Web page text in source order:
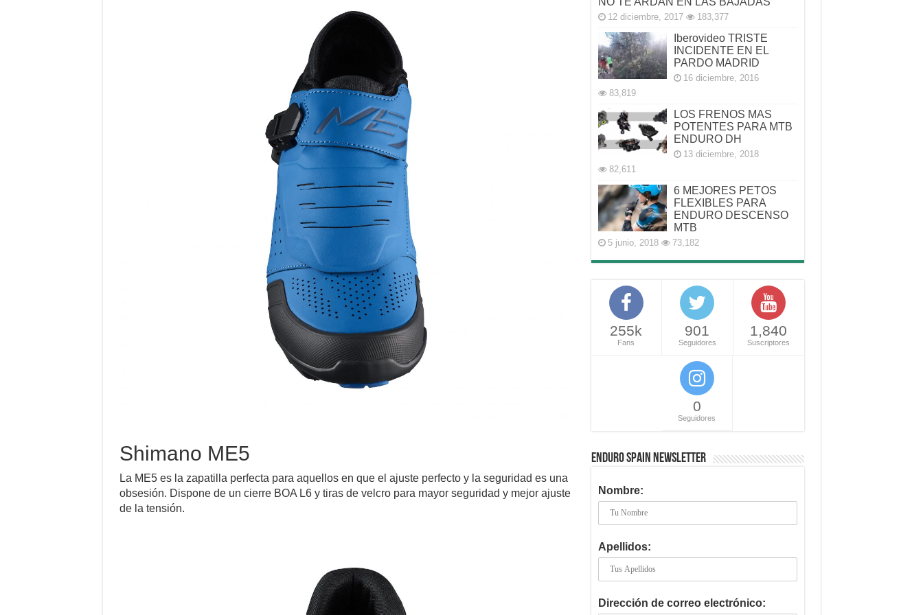
Shimano ME5
La ME5 es la zapatilla perfecta para aquellos en que el ajuste perfecto y la seguridad es una
obsesión. Dispone de un cierre BOA L6 y tiras de velcro para mayor seguridad y mejor ajuste
de la tensión.
12 diciembre, 2017 183,377
Iberovideo TRISTE
INCIDENTE EN EL
PARDO MADRID
16 diciembre, 2016
83,819
LOS FRENOS MAS
POTENTES PARA MTB
ENDURO DH
13 diciembre, 2018
82,611
6 MEJORES PETOS
FLEXIBLES PARA
ENDURO DESCENSO
MTB
5 junio, 2018 73,182
255k
Fans
901
Seguidores
1,840
Suscriptores
0
Seguidores
ENDURO SPAIN NEWSLETTER
Nombre:
Apellidos:
Dirección de correo electrónico: